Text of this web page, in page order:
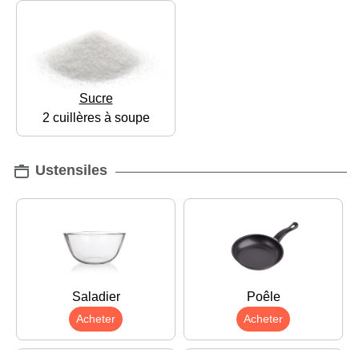
Sucre
2 cuillères à soupe
Ustensiles
Saladier
Acheter
Poêle
Acheter